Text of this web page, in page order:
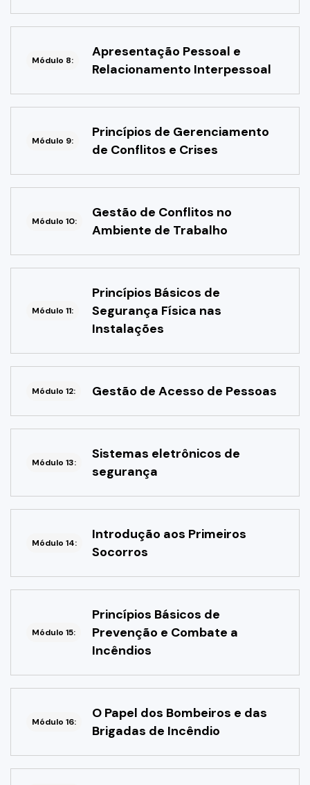
Módulo 8:
Apresentação Pessoal e
Relacionamento Interpessoal
Módulo 9:
Princípios de Gerenciamento
de Conflitos e Crises
Módulo 10:
Gestão de Conflitos no
Ambiente de Trabalho
Módulo 11:
Princípios Básicos de
Segurança Física nas
Instalações
Módulo 12: Gestão de Acesso de Pessoas
Módulo 13:
Sistemas eletrônicos de
segurança
Módulo 14:
Introdução aos Primeiros
Socorros
Módulo 15:
Princípios Básicos de
Prevenção e Combate a
Incêndios
Módulo 16:
O Papel dos Bombeiros e das
Brigadas de Incêndio